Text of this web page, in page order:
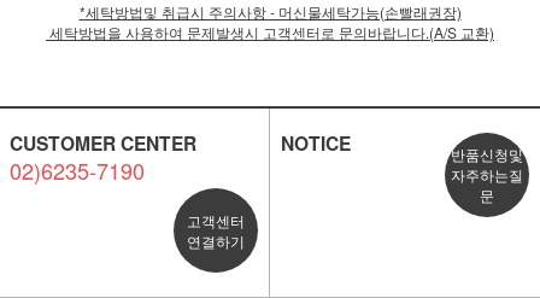
*세탁방법및 취급시 주의사항 - 머신물세탁가능(손빨래권장)
세탁방법을 사용하여 문제발생시 고객센터로 문의바랍니다.(A/S 교환)
CUSTOMER CENTER
02)6235-7190
고객센터
연결하기
NOTICE
반품신청및
자주하는질
문